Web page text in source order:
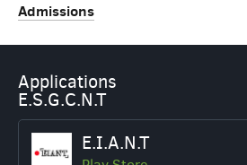
Admissions
Applications
E.S.G.C.N.T